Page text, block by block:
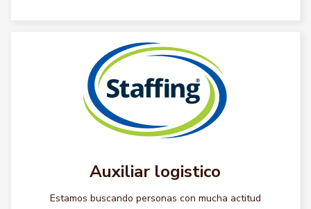
Auxiliar logistico
Estamos buscando personas con mucha actitud